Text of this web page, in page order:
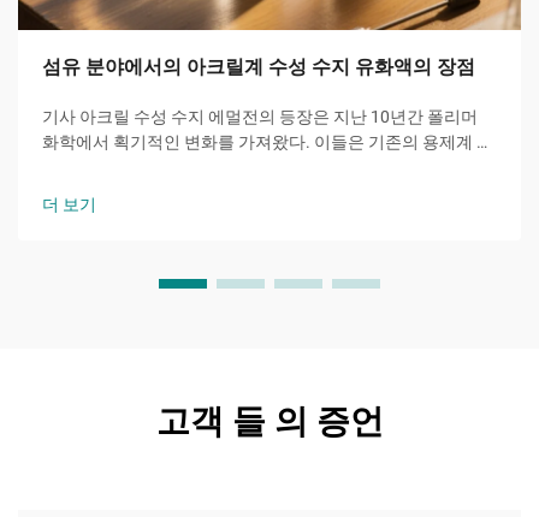
섬유 분야에서의 아크릴계 수성 수지 유화액의 장점
기사 아크릴 수성 수지 에멀전의 등장은 지난 10년간 폴리머
화학에서 획기적인 변화를 가져왔다. 이들은 기존의 용제계 시
연속상으로 물을 사용하는 것이 특징이다.
더 보기
고객 들 의 증언